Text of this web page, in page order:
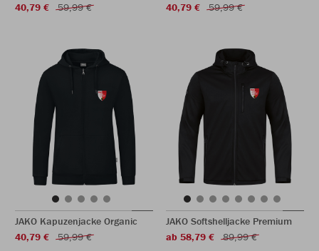
40,79 €
59,99 €
40,79 €
59,99 €
JAKO Kapuzenjacke Organic
40,79 €
59,99 €
JAKO Softshelljacke Premium
ab 58,79 €
89,99 €